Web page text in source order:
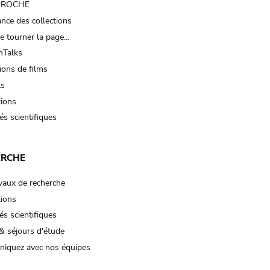
des collections
tourner la page…
de films
scientifiques
de recherche
scientifiques
séjours d'étude
avec nos équipes